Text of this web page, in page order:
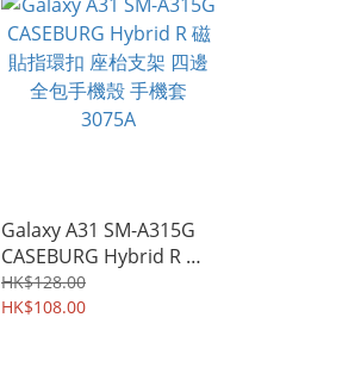
Galaxy A31 SM-A315G
CASEBURG Hybrid R 磁
貼指環扣 座枱支架 四邊
全包手機殼 手機套
HK$128.00
HK$108.00